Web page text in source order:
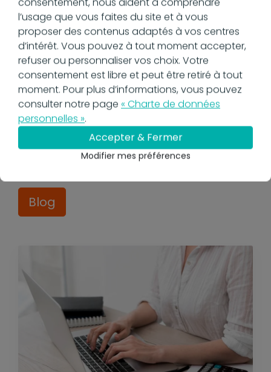
Ressources &
informations sur
l'univers de la GED
Ressources & informations sur l'univers de
Blog
l’usage que vous faites du site et à vous
proposer des contenus adaptés à vos centres
d’intérêt. Vous pouvez à tout moment accepter,
refuser ou personnaliser vos choix. Votre
consentement est libre et peut être retiré à tout
moment. Pour plus d’informations, vous pouvez
consulter notre page « Charte de données
personnelles ».
Accepter & Fermer
Modifier mes préférences